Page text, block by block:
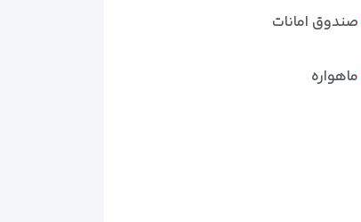
صندوق امانات
ماهواره